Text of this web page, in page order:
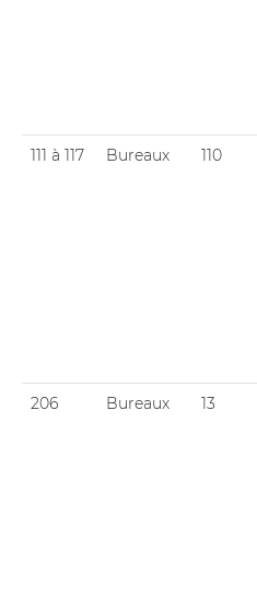
111 à 117 Bureaux 110
206 Bureaux 13